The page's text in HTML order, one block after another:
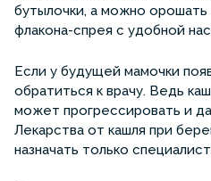
бутылочки, а можно орошать
флакона-спрея с удобной
Если у будущей мамочки
обратиться к врачу. Ведь
может прогрессировать и
Лекарства от кашля при
назначать только